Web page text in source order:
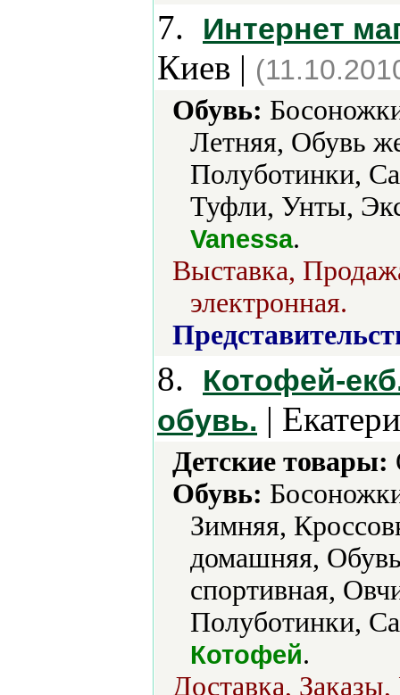
7. Интернет
Киев |
Обувь:
Летняя, Обувь
Полуботинки,
Туфли, Унты,
Vanessa.
Выставка,
электронная.
8.
Котофей-
обувь. |
Детские товары:
Обувь:
Зимняя,
домашняя,
спортивная,
Полуботинки,
Котофей.
Доставка,